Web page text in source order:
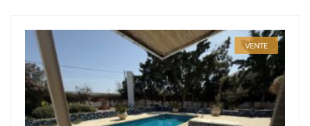
VENTE